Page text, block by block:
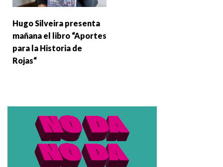
Hugo Silveira presenta
mañana el libro “Aportes
para la Historia de
Rojas“